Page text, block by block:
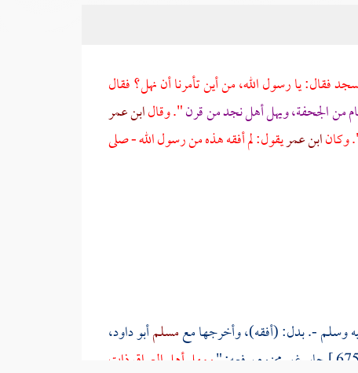
فقال: يا رسول الله، من أين تأمرنا أن نهل؟ فقال
منالجحفة،ويهلأهل نجدمنقرن". وقالابن عمر
وكانابن عمريقول: لم أفقه هذه من رسول الله - صلى
وسلم -. بدل: (أفقه)، وأخرجها معمسلمأبو داود،
جابر غير مجزوم برفعه: "ومهل أهل العراق ذات